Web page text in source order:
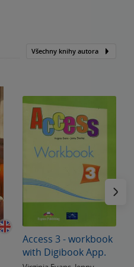
Všechny knihy autora
Access 3 - workbook
with Digibook App.